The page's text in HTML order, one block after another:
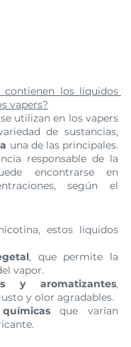
contienen los líquidos
vapers?
utilizan en los vapers
de sustancias,
una de las principales.
encontrarse en
según el
estos líquidos
, que permite la
vapor.
y aromatizantes,
y olor agradables.
que varían